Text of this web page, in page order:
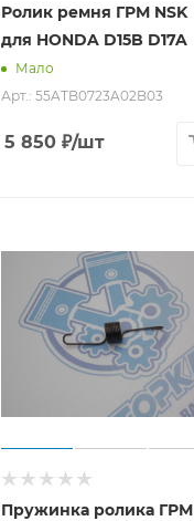
Ролик ремня ГРМ NSK
для HONDA D15B D17A
Мало
Арт.: 55ATB0723A02B03
5 850 ₽/шт
Пружинка ролика ГРМ